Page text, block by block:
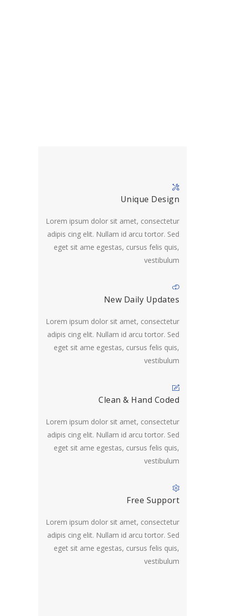
Unique Design
Lorem ipsum dolor sit amet, consectetur
adipis cing elit. Nullam id arcu tortor. Sed
eget sit ame egestas, cursus felis quis,
vestibulum
New Daily Updates
Lorem ipsum dolor sit amet, consectetur
adipis cing elit. Nullam id arcu tortor. Sed
eget sit ame egestas, cursus felis quis,
vestibulum
Clean & Hand Coded
Lorem ipsum dolor sit amet, consectetur
adipis cing elit. Nullam id arcu tortor. Sed
eget sit ame egestas, cursus felis quis,
vestibulum
Free Support
Lorem ipsum dolor sit amet, consectetur
adipis cing elit. Nullam id arcu tortor. Sed
eget sit ame egestas, cursus felis quis,
vestibulum